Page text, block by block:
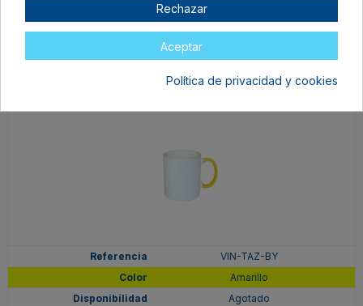
26,95 €
VIN-TAZ-BY
Amarillo
Agotado
Rechazar
Aceptar
Política de privacidad y cookies